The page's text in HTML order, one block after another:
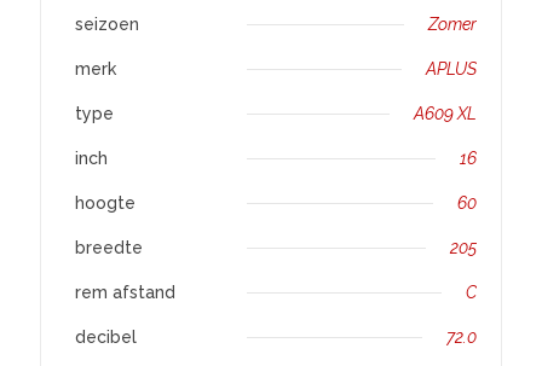
seizoen Zomer
merk APLUS
type A609 XL
inch 16
hoogte 60
breedte 205
rem afstand C
decibel 72.0